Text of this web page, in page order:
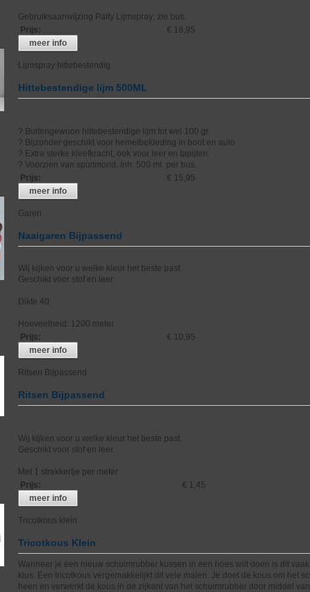
Gebruiksaanwijzing Palty Lijmspray; zie bus.
Prijs:
€ 18,95
meer info
Lijmspray hittebestendig
Hittebestendige lijm 500ML
? Buitengewoon hittebestendige lijm tot wel 100 gr.
? Bijzonder geschikt voor hemelbekleding in boot en auto.
? Extra sterke kleefkracht, ook voor leer en tapijten.
? Voorzien van spuitmond. Inh. 500 ml. per bus.
Prijs:
€ 15,95
meer info
Garen
Naaigaren Bijpassend
Wij kijken voor u welke kleur het beste past.
Geschikt voor stof en leer.
Dikte 40
Hoeveelheid: 1200 meter
Prijs:
€ 10,95
meer info
Ritsen Bijpassend
Ritsen Bijpassend
Wij kijken voor u welke kleur het beste past.
Geschikt voor stof en leer.
Met 1 strekkertje per meter
Prijs:
€ 1,45
meer info
Tricotkous klein
Tricotkous Klein
Wanneer je een nieuw schuimrubber kussen in een hoes wilt doen is dit
klus. Een tricotkous vergemakkelijkt dit vele malen. Je doet de kous om het
heen en verwerkt de kous in de zijkant van het schuimrubber door middel